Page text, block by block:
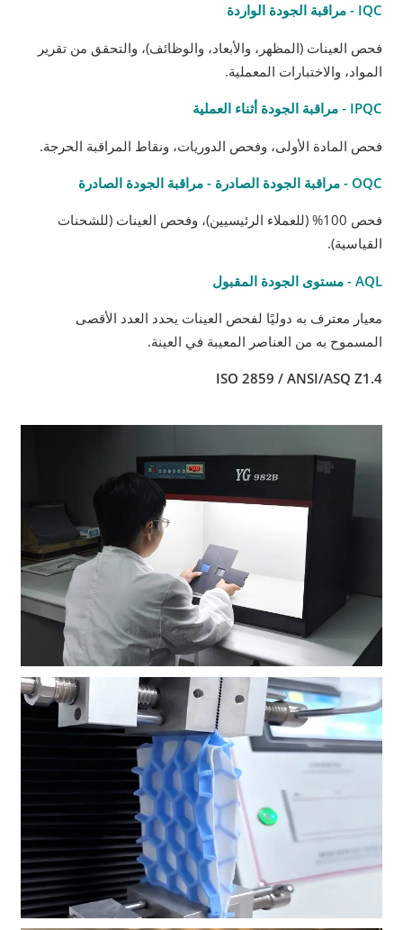
IQC - مراقبة الجودة الواردة
فحص العينات (المظهر، والأبعاد، والوظائف)، والتحقق من تقرير
المواد، والاختبارات المعملية.
IPQC - مراقبة الجودة أثناء العملية
فحص المادة الأولى، وفحص الدوريات، ونقاط المراقبة الحرجة.
OQC - مراقبة الجودة الصادرة - مراقبة الجودة الصادرة
فحص 100% (للعملاء الرئيسيين)، وفحص العينات (للشحنات
القياسية).
AQL - مستوى الجودة المقبول
معيار معترف به دوليًا لفحص العينات يحدد العدد الأقصى
المسموح به من العناصر المعيبة في العينة.
ISO 2859 / ANSI/ASQ Z1.4